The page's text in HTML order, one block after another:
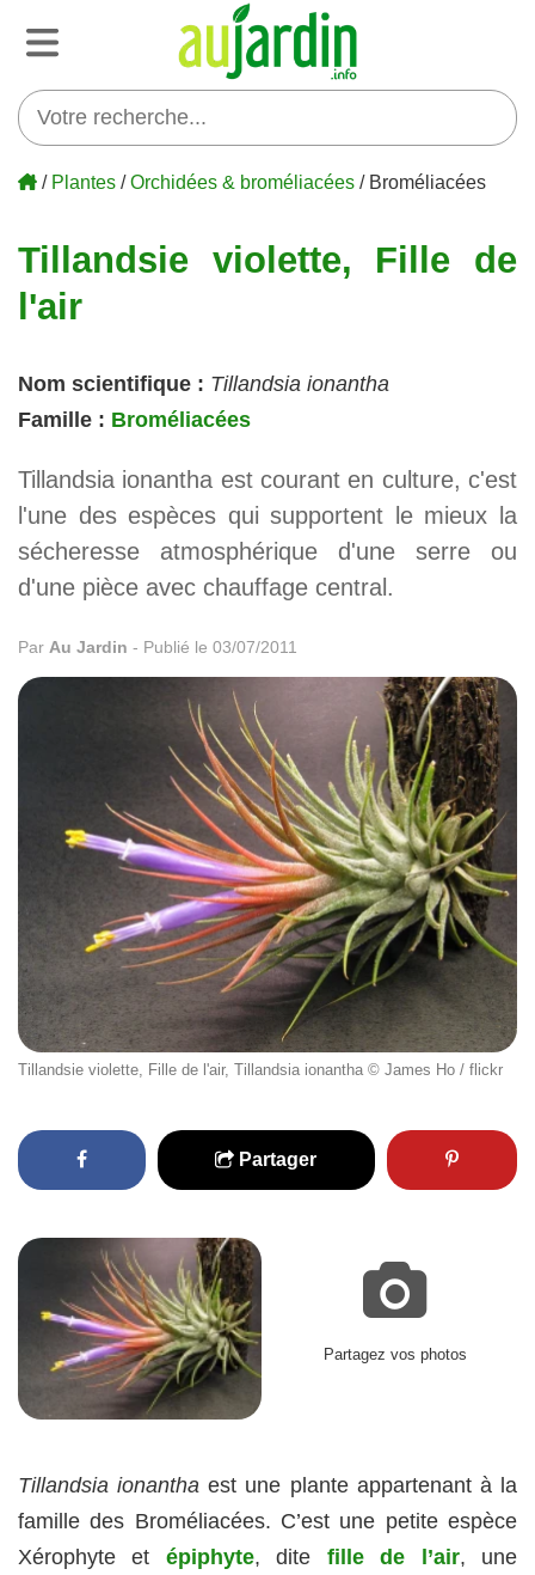
/ Plantes /Orchidées & broméliacées / Broméliacées
Tillandsie violette, Fille de
l'air
Nom scientifique : Tillandsia ionantha
Famille : Broméliacées
Tillandsia ionantha est courant en culture, c'est
l'une des espèces qui supportent le mieux la
sécheresse atmosphérique d'une serre ou
d'une pièce avec chauffage central.
Par Au Jardin - Publié le 03/07/2011
Tillandsie violette, Fille de l'air, Tillandsia ionantha © James Ho / flickr
Partager
Partagez vos photos
Tillandsia ionantha est une plante appartenant à la
famille des Broméliacées. C’est une petite espèce
Xérophyte et épiphyte, dite fille de l’air, une